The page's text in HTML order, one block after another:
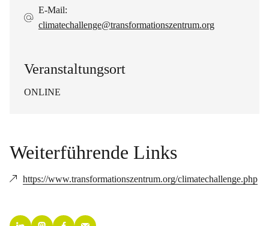
E-Mail:
climatechallenge@transformationszentrum.org
Veranstaltungsort
ONLINE
Weiterführende Links
https://www.transformationszentrum.org/climatechallenge.php